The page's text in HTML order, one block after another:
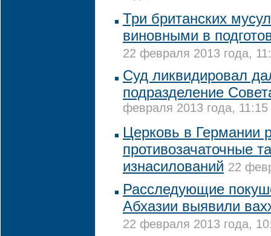
Три британских
виновными в
22 февраля 2013 года,
Суд ликвидировал
подразделение
февраля 2013 года, 11:15
Церковь в Германии
противозачаточные
изнасилований 22
Расследующие
Абхазии выявили
22 февраля 2013 года,